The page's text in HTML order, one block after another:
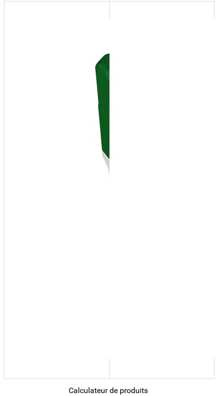
Calculateur de produits